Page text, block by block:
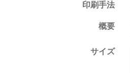
印刷手法
概要
サイズ